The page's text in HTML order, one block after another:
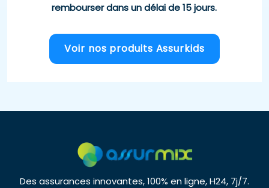
rembourser dans un délai de 15 jours.
Voir nos produits Assurkids
Des assurances innovantes, 100% en ligne, H24, 7j/7.